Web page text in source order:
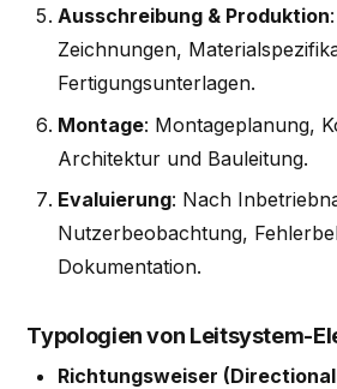
Ausschreibung & Produktion
Zeichnungen,
Fertigungsunterlagen.
Montage: Montageplanung,
Architektur und Bauleitung.
Evaluierung: Nach
Nutzerbeobachtung,
Dokumentation.
Typologien von Leitsystem-
Richtungsweiser